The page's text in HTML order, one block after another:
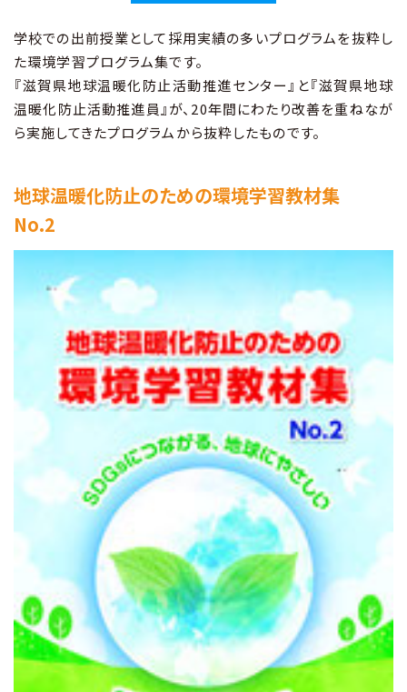
学校での出前授業として採用実績の多いプログラムを抜粋し
た環境学習プログラム集です。
『滋賀県地球温暖化防止活動推進センター』と『滋賀県地球
温暖化防止活動推進員』が、20年間にわたり改善を重ねなが
ら実施してきたプログラムから抜粋したものです。
地球温暖化防止のための環境学習教材集
No.2